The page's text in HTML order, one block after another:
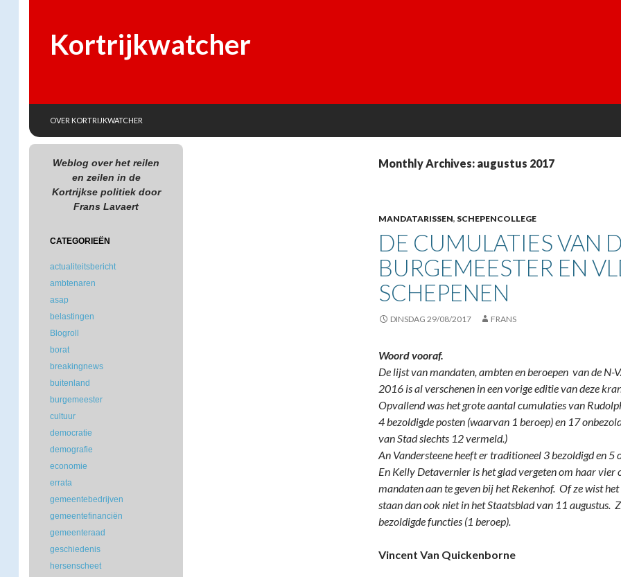
Kortrijkwatcher
OVER KORTRIJKWATCHER
Monthly Archives: augustus 2017
MANDATARISSEN, SCHEPENCOLLEGE
DE CUMULATIES VAN
BURGEMEESTER EN
SCHEPENEN
DINSDAG 29/08/2017 FRANS
Woord vooraf.
De lijst van mandaten, ambten en beroepen van de N-
2016 is al verschenen in een vorige editie van deze
Opvallend was het grote aantal cumulaties van
4 bezoldigde posten (waarvan 1 beroep) en 17
van Stad slechts 12 vermeld.)
An Vandersteene heeft er traditioneel 3 bezoldigd en 5
En Kelly Detavernier is het glad vergeten om haar vier
mandaten aan te geven bij het Rekenhof. Of ze wist
staan dan ook niet in het Staatsblad van 11 augustus.
bezoldigde functies (1 beroep).
Vincent Van Quickenborne
Weblog over het reilen
en zeilen in de
Kortrijkse politiek door
Frans Lavaert
CATEGORIEËN
actualiteitsbericht
ambtenaren
asap
belastingen
Blogroll
borat
breakingnews
buitenland
burgemeester
cultuur
democratie
demografie
economie
errata
gemeentebedrijven
gemeentefinanciën
gemeenteraad
geschiedenis
hersenscheet